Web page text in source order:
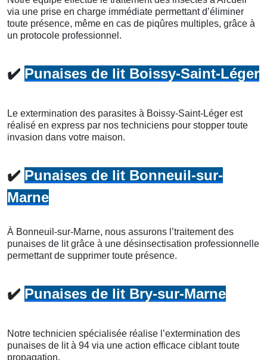
via une prise en charge immédiate permettant d’éliminer
toute présence, même en cas de piqûres multiples, grâce à
un protocole professionnel.
✔️ Punaises de lit Boissy-Saint-Léger
Le extermination des parasites à Boissy-Saint-Léger est
réalisé en express par nos techniciens pour stopper toute
invasion dans votre maison.
✔️ Punaises de lit Bonneuil-sur-
Marne
À Bonneuil-sur-Marne, nous assurons l’traitement des
punaises de lit grâce à une désinsectisation professionnelle
permettant de supprimer toute présence.
✔️ Punaises de lit Bry-sur-Marne
Notre technicien spécialisée réalise l’extermination des
punaises de lit à 94 via une action efficace ciblant toute
propagation.